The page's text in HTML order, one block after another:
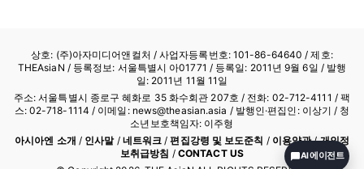
상호: (주)아자미디어앤컬처 /사업자등록번호: 101-86-64640 / 제호:
THEAsiaN / 등록정보: 서울특별시 아01771 / 등록일: 2011년 9월 6일 / 발행
일: 2011년 11월 11일
주소: 서울특별시 종로구 혜화로 35 화수회관 207호 / 전화: 02-712-4111 / 팩
스: 02-718-1114 / 이메일: news@theasian.asia / 발행인·편집인: 이상기 / 청
소년보호책임자: 이주형
아시아엔 소개 / 인사말/ 네트워크 /편집강령 및 보도준칙 / 이용약관/개인정
보취급방침 / CONTACT US
AI 에이전트